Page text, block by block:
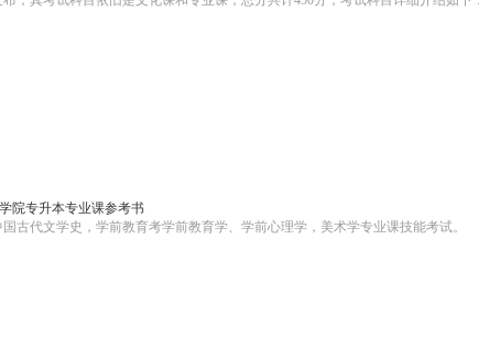
院专升本专业课参考书
古代文学史，学前教育考学前教育学、学前心理学，美术学专业课技能考试。